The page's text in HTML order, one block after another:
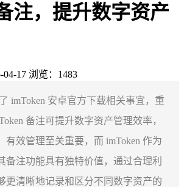
注，提升数字资产
04-17 浏览：1483
imToken 安卓官方下载相关事宜，重
备注可提升数字资产管理效率，
有效管理至关重要，而 imToken 作为
备注功能具有独特价值，通过合理利
更清晰地记录和区分不同数字资产的